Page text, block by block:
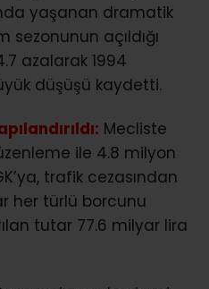
yaşanan dramatik
açıldığı
azalarak 1994
düşüşü kaydetti.
Mecliste
ile 4.8 milyon
trafik cezasından
her türlü borcunu
tutar 77.6 milyar lira